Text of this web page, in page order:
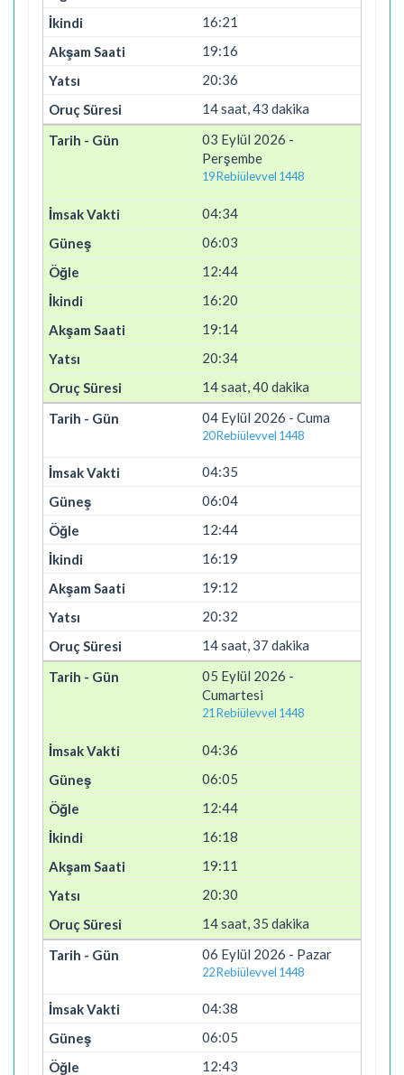
16:21
19:16
20:36
14 saat, 43 dakika
03 Eylül 2026 -
Perşembe
19 Rebiülevvel 1448
04:34
06:03
12:44
16:20
19:14
20:34
14 saat, 40 dakika
04 Eylül 2026 - Cuma
20 Rebiülevvel 1448
04:35
06:04
12:44
16:19
19:12
20:32
14 saat, 37 dakika
05 Eylül 2026 -
Cumartesi
21 Rebiülevvel 1448
04:36
06:05
12:44
16:18
19:11
20:30
14 saat, 35 dakika
06 Eylül 2026 - Pazar
22 Rebiülevvel 1448
04:38
06:05
12:43